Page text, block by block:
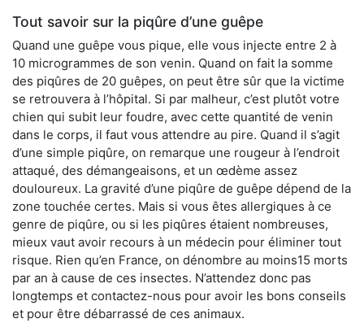
Tout savoir sur la piqûre d’une guêpe
Quand une guêpe vous pique, elle vous injecte entre 2 à
10 microgrammes de son venin. Quand on fait la somme
des piqûres de 20 guêpes, on peut être sûr que la victime
se retrouvera à l’hôpital. Si par malheur, c’est plutôt votre
chien qui subit leur foudre, avec cette quantité de venin
dans le corps, il faut vous attendre au pire. Quand il s’agit
d’une simple piqûre, on remarque une rougeur à l’endroit
attaqué, des démangeaisons, et un œdème assez
douloureux. La gravité d’une piqûre de guêpe dépend de la
zone touchée certes. Mais si vous êtes allergiques à ce
genre de piqûre, ou si les piqûres étaient nombreuses,
mieux vaut avoir recours à un médecin pour éliminer tout
risque. Rien qu’en France, on dénombre au moins15 morts
par an à cause de ces insectes. N’attendez donc pas
longtemps et contactez-nous pour avoir les bons conseils
et pour être débarrassé de ces animaux.